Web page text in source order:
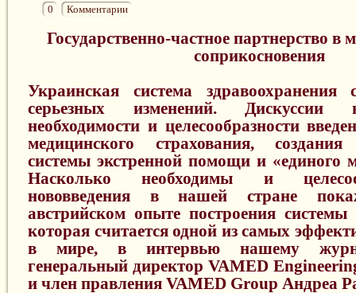
0 Комментарии
Государственно-частное партнерство в
соприкосновения
Украинская система здравоохранения
серьезных изменений. Дискуссии
необходимости и целесообразности
медицинского страхования, создания
системы экстренной помощи и «единого
Насколько необходимы и
нововведения в нашей стране
австрийском опыте построения системы
которая считается одной из самых
в мире, в интервью нашему
генеральный директор VAMED
и член правления VAMED Group Андреа